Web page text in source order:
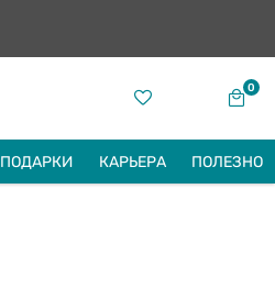
0
ПОДАРКИ КАРЬЕРА ПОЛЕЗНО